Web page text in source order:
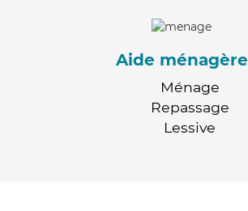
Aide ménagère
Ménage
Repassage
Lessive